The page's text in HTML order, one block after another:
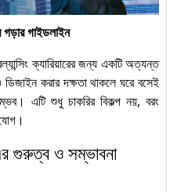
অনুযায়ী নতুন
Electrical
Installation
Maintenance”
Competency
2
গড়ার গাইডলাইন
ক্যারিয়ারের জন্য একটি অত্যন্ত
করার দক্ষতা থাকলে ঘরে বসেই
এটি শুধু চাকরির বিকল্প নয়, বরং
গুরুত্ব ও সম্ভাবনা